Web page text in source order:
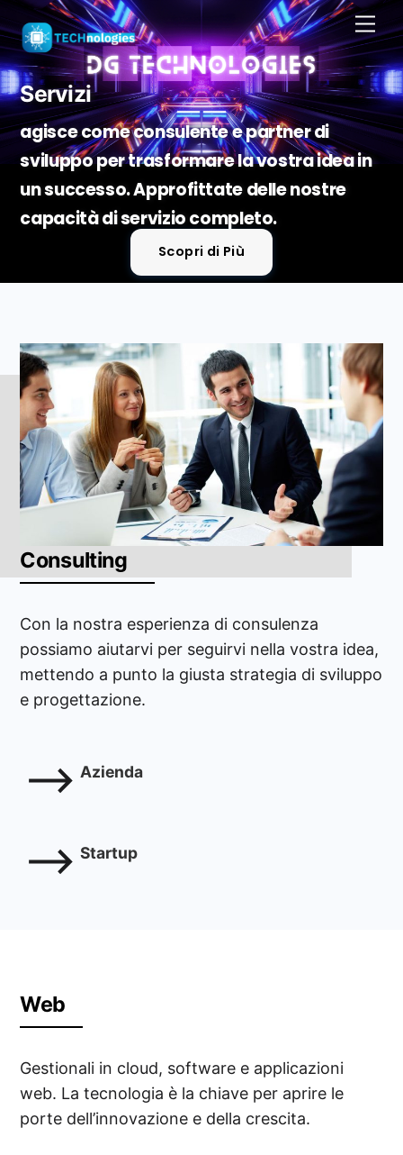
Skip
to
content
Servizi
agisce come consulente e partner di
sviluppo per trasformare la vostra idea in
un successo. Approfittate delle nostre
capacità di servizio completo.
Scopri di Più
Consulting
Con la nostra esperienza di consulenza
possiamo aiutarvi per seguirvi nella vostra idea,
mettendo a punto la giusta strategia di sviluppo
e progettazione.
Azienda
Startup
Web
Gestionali in cloud, software e applicazioni
web. La tecnologia è la chiave per aprire le
porte dell’innovazione e della crescita.